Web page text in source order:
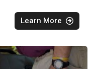
Learn More